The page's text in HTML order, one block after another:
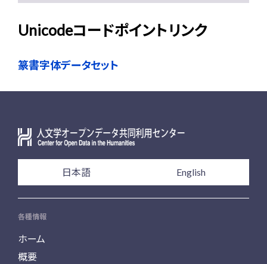
Unicodeコードポイントリンク
篆書字体データセット
日本語 English
各種情報
ホーム
概要